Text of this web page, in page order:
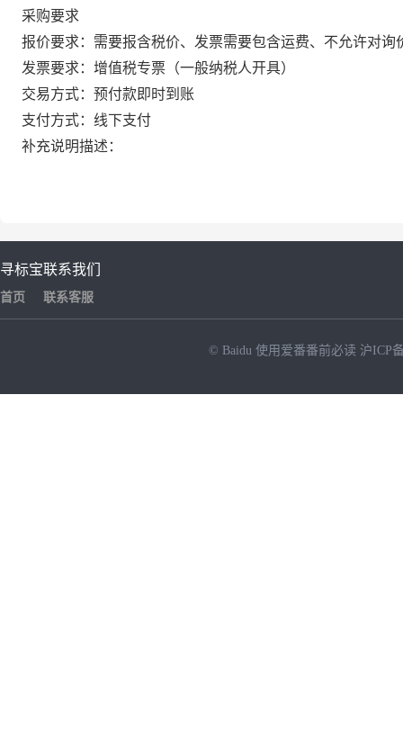
采购要求
报价要求：需要报含税价、发票需要包含运费、不允许对
发票要求：增值税专票（一般纳税人开具）
交易方式：预付款即时到账
支付方式：线下支付
补充说明描述：
寻标宝
首页
联系我们
联系客服
© Baidu 使用爱番番前必读 沪ICP